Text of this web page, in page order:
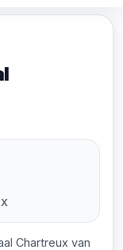
Chartreux van